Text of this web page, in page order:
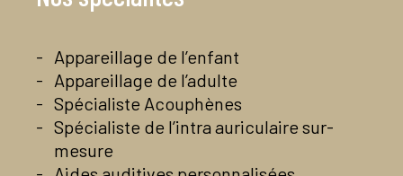
02 35 36 58 11
Voir la page Facebook du centre
En savoir plus
Contactez-nous par mail
Voir la page Facebook du centre
En savoir plus
Contactez-nous par mail
Voir la page Facebook du centre
En savoir plus
Lundi au Samedi : 9h30 à 12h30 et 14h00 à
02 35 36 58 11
Contactez-nous par mail
Voir la page Facebook du centre
En savoir plus
Appareillage de l’enfant
Appareillage de l’adulte
Spécialiste Acouphènes
Spécialiste de l’intra auriculaire sur-
mesure